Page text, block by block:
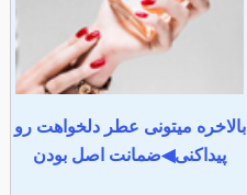
بالاخره میتونی عطر دلخواهت رو
پیداکنی◀ضمانت اصل بودن